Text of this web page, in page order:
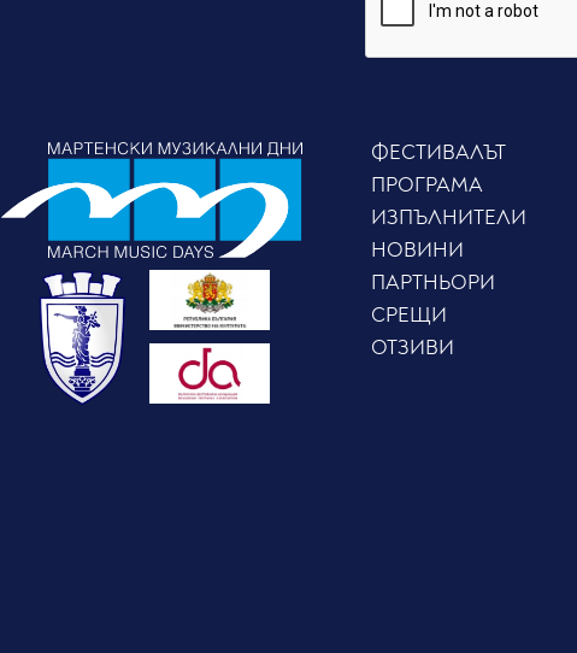
ФЕСТИВАЛЪТ
ПРОГРАМА
ИЗПЪЛНИТЕЛИ
НОВИНИ
ПАРТНЬОРИ
СРЕЩИ
ОТЗИВИ